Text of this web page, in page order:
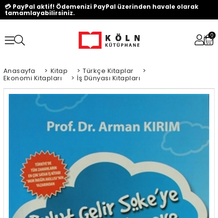
💳 PayPal aktif! Ödemenizi PayPal üzerinden havale olarak
tamamlayabilirsiniz.
0
Anasayfa > Kitap > Türkçe Kitaplar >
Ekonomi Kitapları > İş Dünyası Kitapları